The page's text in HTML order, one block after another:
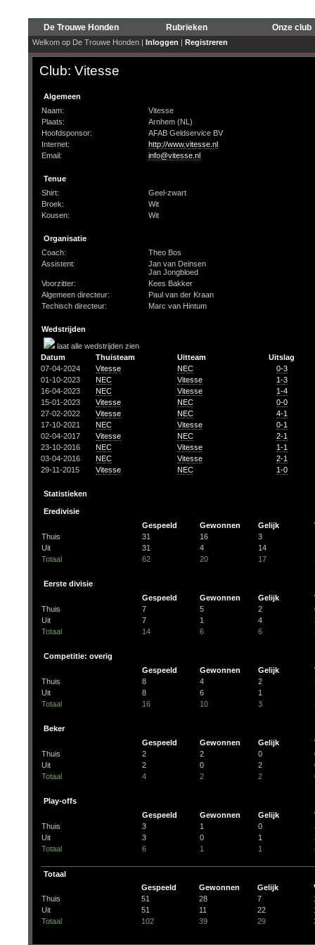
De Trouwe Honden Rubrieken Onze club
Welkom op De Trouwe Honden | Inloggen | Registreren
Club: Vitesse
Algemeen
Naam:
Vitesse
Plaats:
Arnhem (NL)
Hoofdsponsor:
AFAB Geldservice BV
Internet:
http://www.vitesse.nl
Email:
info@vitesse.nl
Tenue
Shirt:
Geel-zwart
Broek:
Wit
Kousen:
Wit
Organisatie
Coach:
Theo Bos
Assistent:
Jan van Deinsen
Jan Jongbloed
Voorzitter:
Kees Bakker
Algemeen directeur:
Paul van der Kraan
Techisch directeur:
Marc van Hintum
Wedstrijden
laat alle wedstrijden zien
Datum
Thuisteam Uitteam
Uitslag
07-04-2024
Vitesse NEC
0-3
01-10-2023
NEC Vitesse
1-3
16-04-2023
NEC Vitesse
1-4
15-01-2023
Vitesse NEC
0-0
27-02-2022
Vitesse NEC
4-1
17-10-2021
NEC Vitesse
0-1
02-04-2017
Vitesse NEC
2-1
23-10-2016
NEC Vitesse
1-1
03-04-2016
NEC Vitesse
2-1
29-11-2015
Vitesse NEC 1-0
Statistieken
Eredivisie
Gespeeld
Gewonnen Gelijk
Thuis
31 16 3
Uit
31 4 14
Totaal
62 20 17
Eerste divisie
Gespeeld
Gewonnen Gelijk
Thuis
7 5 2
Uit
7 1 4
Totaal
14 6 6
Competitie: overig
Gespeeld
Gewonnen Gelijk
Thuis
8 4 2
Uit
8 6 1
Totaal
16 10 3
Beker
Gespeeld
Gewonnen Gelijk
Thuis
2 2 0
Uit
2 0 2
Totaal
4 2 2
Play-offs
Gespeeld
Gewonnen Gelijk
Thuis
3 1 0
Uit
3 0 1
Totaal
6 1 1
Totaal
Gespeeld
Gewonnen Gelijk
Thuis
51 28 7
Uit
51 11 22
Totaal
102 39 29